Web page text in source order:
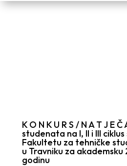
K O N K U R S / N A T J E Č
studenata na I, II i III
Fakultetu za tehničke
u Travniku za
godinu